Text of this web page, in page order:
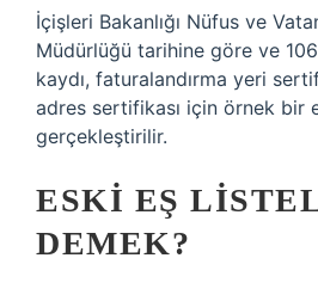
İçişleri Bakanlığı Nüfus ve
Müdürlüğü tarihine göre ve
kaydı, faturalandırma yeri
adres sertifikası için örnek bir
gerçekleştirilir.
ESKI EŞ
DEMEK?